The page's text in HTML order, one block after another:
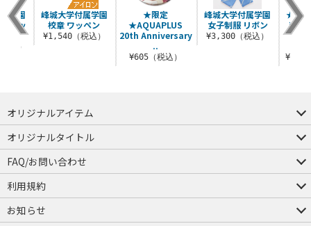
★限定
★AQUAPLUS
20th Anniversary
..
¥605（税込）
峰城大学付属学園
女子制服 リボン
¥3,300（税込）
★限
菜 抱
（
学園
ケッ
込）
峰城大学付属学園
校章 ワッペン
¥1,540（税込）
オリジナルアイテム
つままれ
つかまれ
ピョコッテ
オリジナルタイトル
アイテムヤ
ミスカトニック大學購買部
FAQ/お問い合わせ
FAQ
お問い合わせ
利用規約
会員規約・ポイント規約
特定商取引法に関する表示
プライバシーポリシー
お知らせ